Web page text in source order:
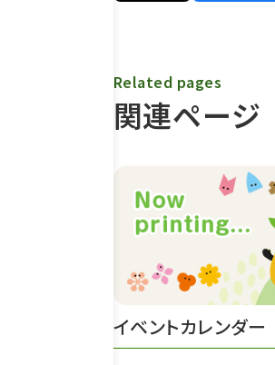
関連ページ
Related pages
イベントカレンダー